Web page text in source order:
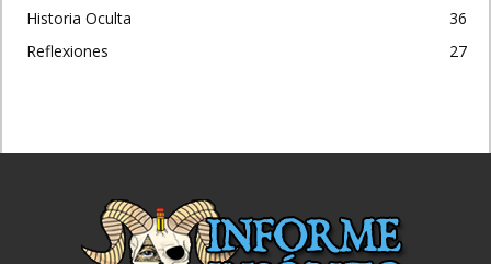
Historia Oculta
36
Reflexiones
27